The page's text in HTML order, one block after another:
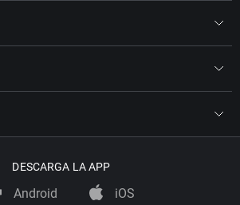
DESCARGA LA APP
Android iOS